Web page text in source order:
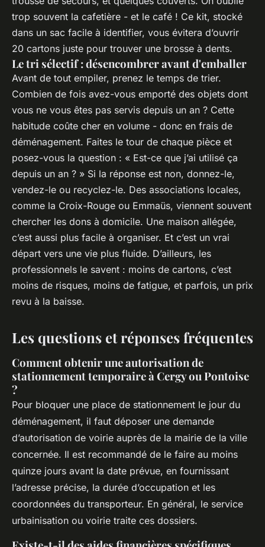
trop souvent la cafetière - et le café ! Ce kit, stocké
dans un sac facile à identifier, vous évitera d’ouvrir
20 cartons juste pour trouver une brosse à dents.
Le tri sélectif : désencombrer avant d'emballer
Avant de tout empiler, prenez le temps de trier.
Combien de fois avez-vous emporté des objets dont
vous ne vous êtes pas servis depuis un an ? Cette
habitude coûte cher en volume - donc en frais de
déménagement. Faites le tour de chaque pièce et
posez-vous la question : « Est-ce que j’ai utilisé ça
depuis un an ? » Si la réponse est non, donnez-le,
vendez-le ou recyclez-le. Des associations locales,
comme la Croix-Rouge ou Emmaüs, viennent souvent
chercher les dons à domicile. Une maison allégée,
c’est aussi plus facile à organiser. Et c’est un vrai
départ vers une vie plus fluide. D’ailleurs, les
professionnels le savent : moins de cartons, c’est
moins de risques, moins de fatigue, et parfois, un prix
revu à la baisse.
Les questions et réponses fréquentes
Comment obtenir une autorisation de
stationnement temporaire à Cergy ou Pontoise
?
Pour bloquer une place de stationnement le jour du
déménagement, il faut déposer une demande
d’autorisation de voirie auprès de la mairie de la ville
concernée. Il est recommandé de le faire au moins
quinze jours avant la date prévue, en fournissant
l’adresse précise, la durée d’occupation et les
coordonnées du transporteur. En général, le service
urbainisation ou voirie traite ces dossiers.